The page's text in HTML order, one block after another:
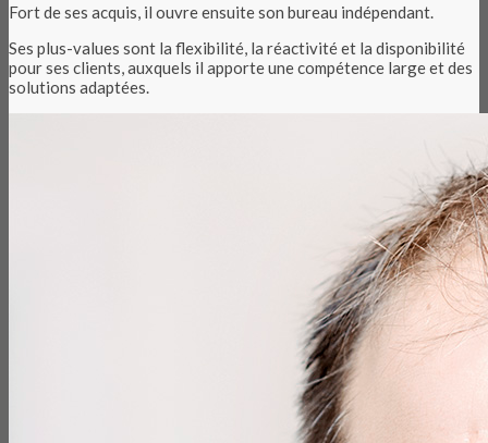
Fort de ses acquis, il ouvre ensuite son bureau indépendant.
Ses plus-values sont la flexibilité, la réactivité et la disponibilité
pour ses clients, auxquels il apporte une compétence large et des
solutions adaptées.